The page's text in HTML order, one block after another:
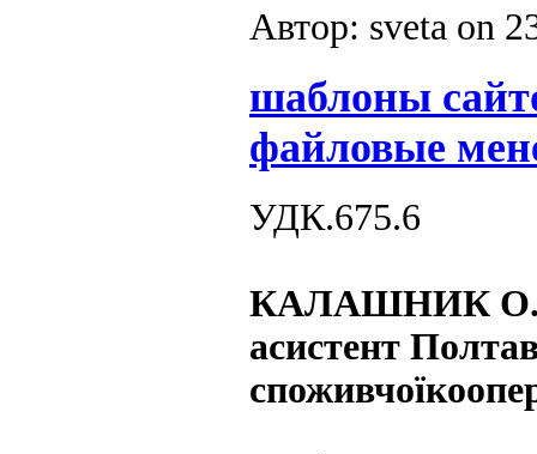
Автор: sveta on
шаблоны
файловые
УДК.675.6
КАЛАШНИК
асистент